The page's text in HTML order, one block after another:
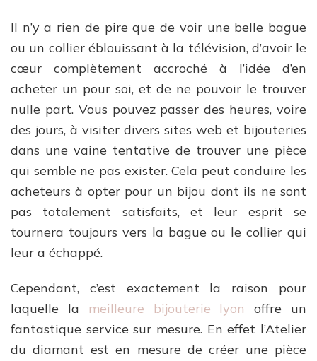
Il n’y a rien de pire que de voir une belle bague
ou un collier éblouissant à la télévision, d’avoir le
cœur complètement accroché à l’idée d’en
acheter un pour soi, et de ne pouvoir le trouver
nulle part. Vous pouvez passer des heures, voire
des jours, à visiter divers sites web et bijouteries
dans une vaine tentative de trouver une pièce
qui semble ne pas exister. Cela peut conduire les
acheteurs à opter pour un bijou dont ils ne sont
pas totalement satisfaits, et leur esprit se
tournera toujours vers la bague ou le collier qui
leur a échappé.
Cependant, c’est exactement la raison pour
laquelle la meilleure bijouterie lyon
offre un
fantastique service sur mesure. En effet l’Atelier
du diamant est en mesure de créer une pièce